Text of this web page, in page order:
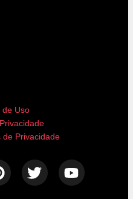
de Uso
de Privacidade